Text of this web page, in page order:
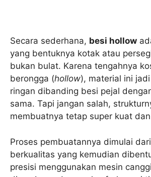
Secara sederhana, besi hollow
yang bentuknya kotak atau
bukan bulat. Karena tengahnya
berongga (hollow), material ini
ringan dibanding besi pejal
sama. Tapi jangan salah,
membuatnya tetap super kuat
Proses pembuatannya dimulai
berkualitas yang kemudian
presisi menggunakan mesin